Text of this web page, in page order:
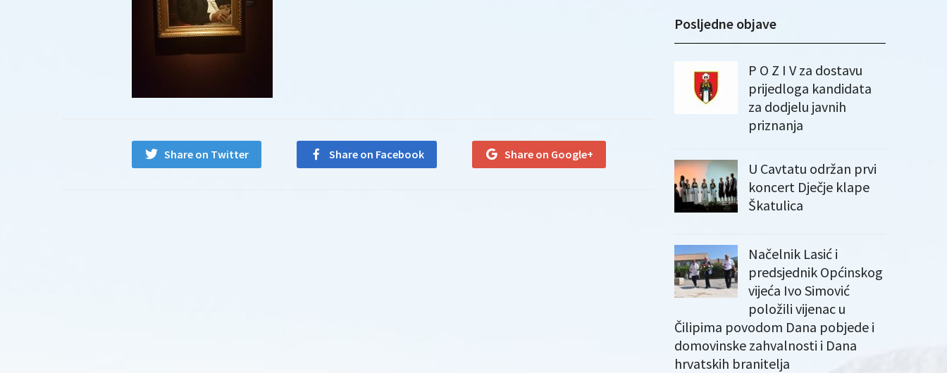
Share on Twitter Share on Facebook Share on Google+
Posljedne objave
P O Z I V za dostavu
prijedloga kandidata
za dodjelu javnih
priznanja
U Cavtatu održan prvi
koncert Dječje klape
Škatulica
Načelnik Lasić i
predsjednik Općinskog
vijeća Ivo Simović
položili vijenac u
Čilipima povodom Dana pobjede i
domovinske zahvalnosti i Dana
hrvatskih branitelja